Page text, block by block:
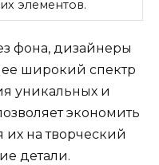
элементов.
фона, дизайнеры
широкий спектр
уникальных и
экономить
на творческий
детали.